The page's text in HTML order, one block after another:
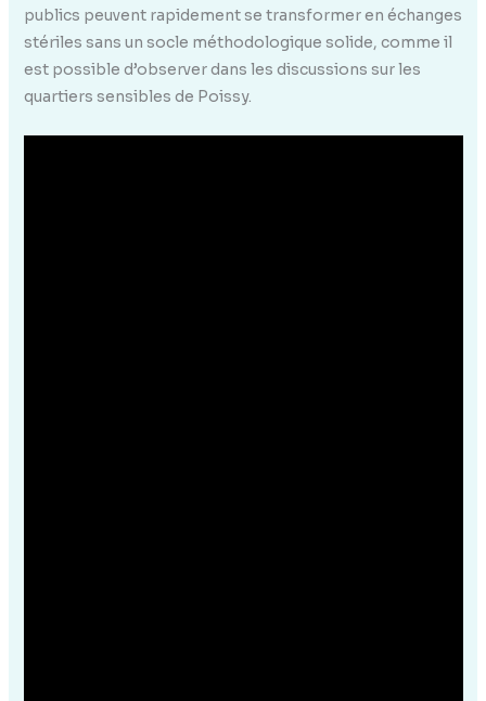
publics peuvent rapidement se transformer en échanges
stériles sans un socle méthodologique solide, comme il
est possible d’observer dans les discussions sur les
quartiers sensibles de Poissy.